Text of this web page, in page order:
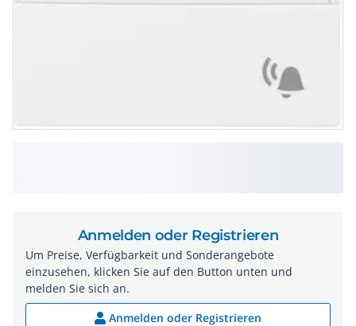
Anmelden oder Registrieren
Um Preise, Verfügbarkeit und Sonderangebote
einzusehen, klicken Sie auf den Button unten und
melden Sie sich an.
Anmelden oder Registrieren